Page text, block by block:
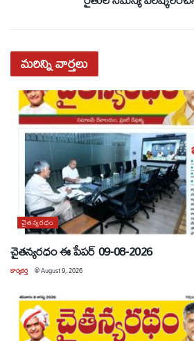
మరిన్నివార్తలు
చైతన్యరధం
చైతన్యరధం ఈ పేపర్ 09-08-2026
కార్యకర్త @August 9, 2026